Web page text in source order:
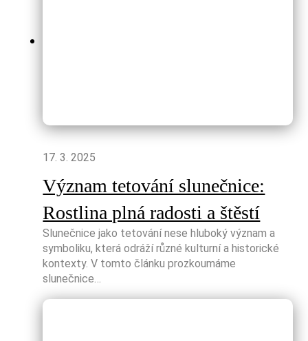
17. 3. 2025
Význam tetování slunečnice:
Rostlina plná radosti a štěstí
Slunečnice jako tetování nese hluboký význam a
symboliku, která odráží různé kulturní a historické
kontexty. V tomto článku prozkoumáme
slunečnice…